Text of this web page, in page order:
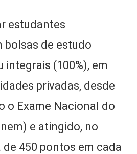
estudantes
bolsas de estudo
integrais (100%), em
privadas, desde
o Exame Nacional do
e atingido, no
450 pontos em cada